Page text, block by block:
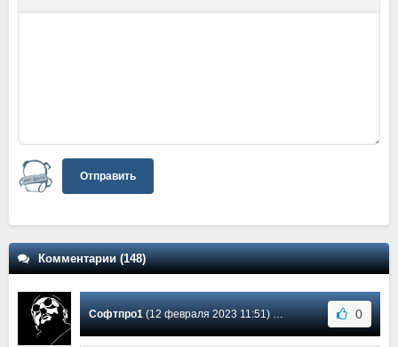
Отправить
Комментарии (148)
Софтпро1(12 февраля 2023 11:51) Сообщение #87 0